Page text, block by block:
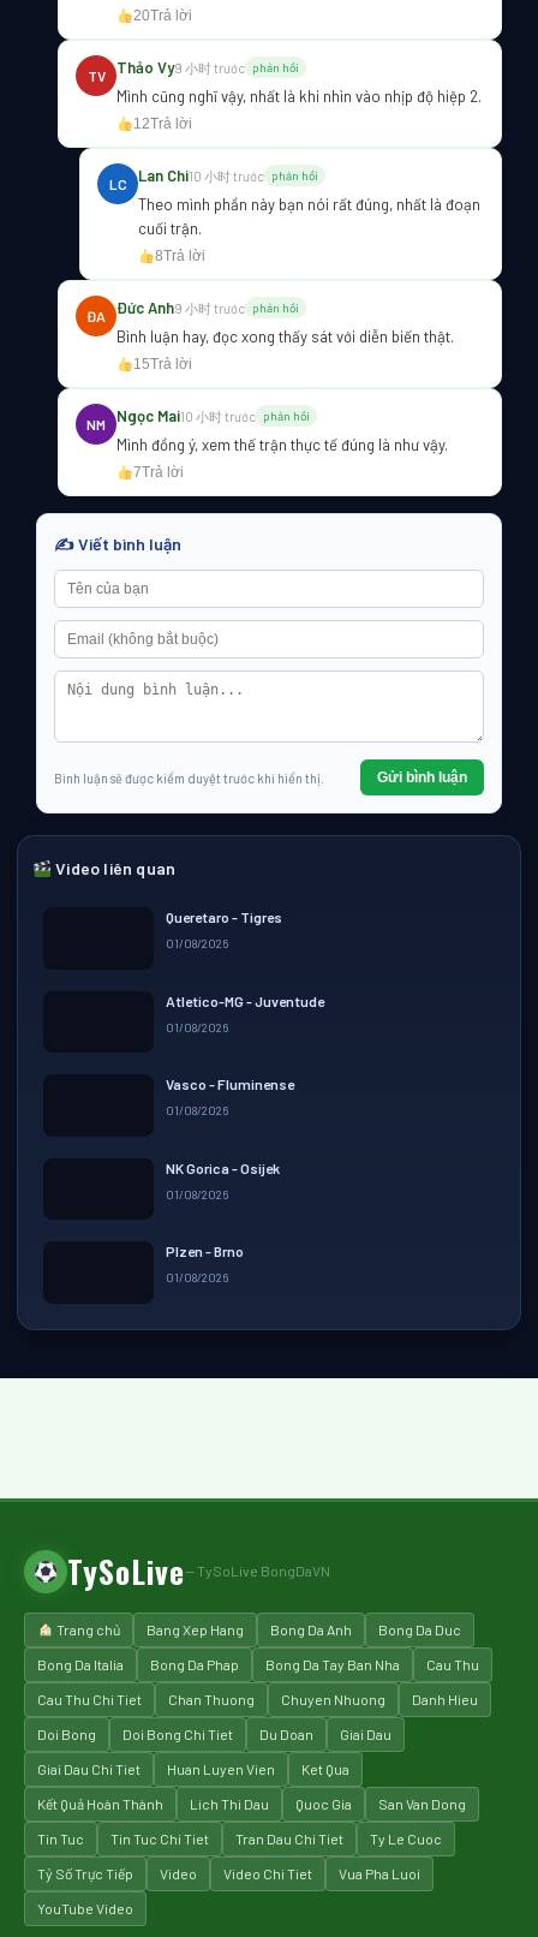
20Trả lời
TV Thảo Vy9 小时 trước phản hồi
Mình cũng nghĩ vậy, nhất là khi nhìn vào nhịp độ hiệp 2.
12Trả lời
LC Lan Chi10 小时 trước phản hồi
Theo mình phần này bạn nói rất đúng, nhất là đoạn
cuối trận.
8Trả lời
ĐA Đức Anh9 小时 trước phản hồi
Bình luận hay, đọc xong thấy sát với diễn biến thật.
15Trả lời
NM Ngọc Mai10 小时 trước phản hồi
Mình đồng ý, xem thế trận thực tế đúng là như vậy.
7Trả lời
✍️ Viết bình luận
Bình luận sẽ được kiểm duyệt trước khi hiển thị. Gửi bình luận
Video liên quan
Queretaro - Tigres
01/08/2026
Atletico-MG - Juventude
01/08/2026
Vasco - Fluminense
01/08/2026
NK Gorica - Osijek
01/08/2026
Plzen - Brno
01/08/2026
TySoLive— TySoLive BongDaVN
Trang chủ Bang Xep Hang Bong Da Anh Bong Da Duc
Bong Da Italia Bong Da Phap Bong Da Tay Ban Nha Cau Thu
Cau Thu Chi Tiet Chan Thuong Chuyen Nhuong Danh Hieu
Doi Bong Doi Bong Chi Tiet Du Doan Giai Dau
Giai Dau Chi Tiet Huan Luyen Vien Ket Qua
Kết Quả Hoàn Thành Lich Thi Dau Quoc Gia San Van Dong
Tin Tuc Tin Tuc Chi Tiet Tran Dau Chi Tiet Ty Le Cuoc
Tỷ Số Trực Tiếp Video Video Chi Tiet Vua Pha Luoi
YouTube Video